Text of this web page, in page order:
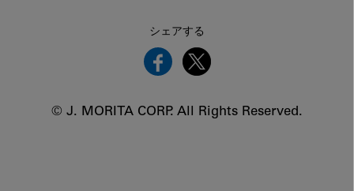
シェアする
© J. MORITA CORP. All Rights Reserved.